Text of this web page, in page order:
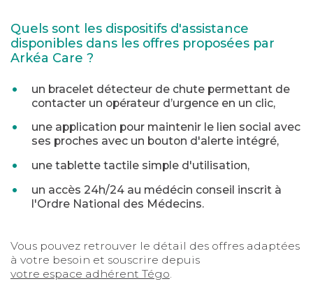
Quels sont les dispositifs d'assistance
disponibles dans les offres proposées par
Arkéa Care ?
un bracelet détecteur de chute permettant de
contacter un opérateur d’urgence en un clic,
une application pour maintenir le lien social avec
ses proches avec un bouton d'alerte intégré,
une tablette tactile simple d'utilisation,
un accès 24h/24 au médécin conseil inscrit à
l'Ordre National des Médecins.
Vous pouvez retrouver le détail des offres adaptées
à votre besoin et souscrire depuis
votre espace adhérent Tégo.